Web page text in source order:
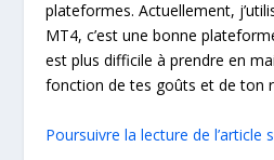
plateformes. Actuellement,
MT4, c’est une bonne
est plus difficile à prendre en
fonction de tes goûts et de ton
Poursuivre la lecture de l’article